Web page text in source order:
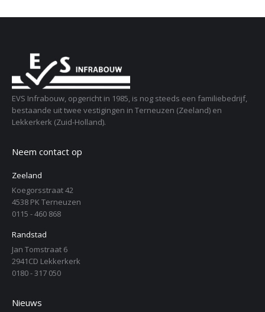
EVS Infrabouw, opgericht in 1985, is nog steeds een familiebedrijf,
bestaande uit twee vestigingen in Terneuzen (Zeeland) en
Lekkerkerk (Zuid-Holland).
Neem contact op
Zeeland
Koegorsstraat 42
4538 PK Terneuzen
0115 - 460 868
Randstad
Jan Tomstraat 6
2941CD Lekkerkerk
0180 - 317 050
Nieuws